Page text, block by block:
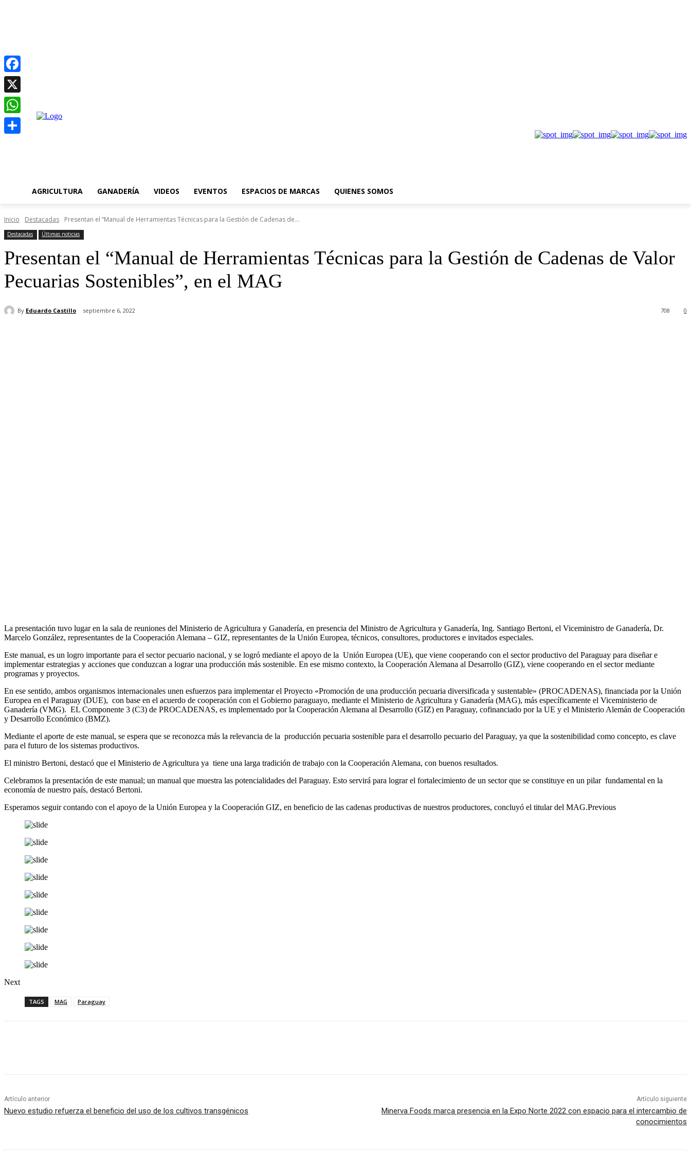
18.5
AGRICULTURA GANADERÍA VIDEOS EVENTOS ESPACIOS DE MARCAS QUIENES SOMOS
Inicio Destacadas Presentan el “Manual de Herramientas Técnicas para la Gestión de Cadenas de...
Destacadas Últimas noticias
Presentan el “Manual de Herramientas Técnicas para la Gestión de Cadenas de Valor
Pecuarias Sostenibles”, en el MAG
By Eduardo Castillo septiembre 6, 2022 0
708
La presentación tuvo lugar en la sala de reuniones del Ministerio de Agricultura y Ganadería, en presencia del Ministro de Agricultura y Ganadería, Ing. Santiago Bertoni, el Viceministro de Ganadería, Dr.
Marcelo González, representantes de la Cooperación Alemana – GIZ, representantes de la Unión Europea, técnicos, consultores, productores e invitados especiales.
Este manual, es un logro importante para el sector pecuario nacional, y se logró mediante el apoyo de la Unión Europea (UE), que viene cooperando con el sector productivo del Paraguay para diseñar e
implementar estrategias y acciones que conduzcan a lograr una producción más sostenible. En ese mismo contexto, la Cooperación Alemana al Desarrollo (GIZ), viene cooperando en el sector mediante
programas y proyectos.
En ese sentido, ambos organismos internacionales unen esfuerzos para implementar el Proyecto «Promoción de una producción pecuaria diversificada y sustentable» (PROCADENAS), financiada por la Unión
Europea en el Paraguay (DUE), con base en el acuerdo de cooperación con el Gobierno paraguayo, mediante el Ministerio de Agricultura y Ganadería (MAG), más específicamente el Viceministerio de
Ganadería (VMG). EL Componente 3 (C3) de PROCADENAS, es implementado por la Cooperación Alemana al Desarrollo (GIZ) en Paraguay, cofinanciado por la UE y el Ministerio Alemán de Cooperación
y Desarrollo Económico (BMZ).
Mediante el aporte de este manual, se espera que se reconozca más la relevancia de la producción pecuaria sostenible para el desarrollo pecuario del Paraguay, ya que la sostenibilidad como concepto, es clave
para el futuro de los sistemas productivos.
El ministro Bertoni, destacó que el Ministerio de Agricultura ya tiene una larga tradición de trabajo con la Cooperación Alemana, con buenos resultados.
Celebramos la presentación de este manual; un manual que muestra las potencialidades del Paraguay. Esto servirá para lograr el fortalecimiento de un sector que se constituye en un pilar fundamental en la
economía de nuestro país, destacó Bertoni.
Esperamos seguir contando con el apoyo de la Unión Europea y la Cooperación GIZ, en beneficio de las cadenas productivas de nuestros productores, concluyó el titular del MAG.Previous
Next
TAGS MAG Paraguay
Artículo anterior
Nuevo estudio refuerza el beneficio del uso de los cultivos transgénicos
Artículo siguiente
Minerva Foods marca presencia en la Expo Norte 2022 con espacio para el intercambio de
conocimientos
Facebook
X
WhatsApp